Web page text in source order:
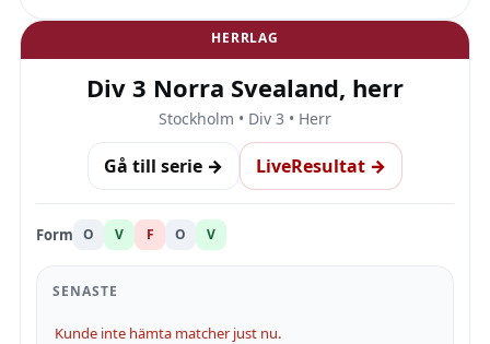
HERRLAG
Div 3 Norra Svealand, herr
Stockholm • Div 3 • Herr
Gå till serie → LiveResultat →
Form O V F O V
SENASTE
Kunde inte hämta matcher just nu.